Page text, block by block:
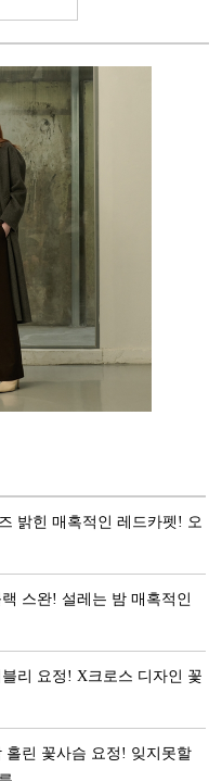
밝힌 매혹적인 레드카펫! 오
스완! 설레는 밤 매혹적인
리 요정! X크로스 디자인 꽃
린 꽃사슴 요정! 잊지못할